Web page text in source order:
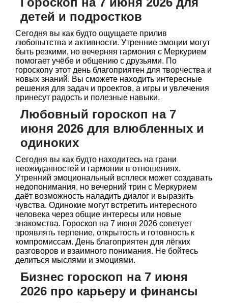
детей и подростков
Сегодня вы как будто ощущаете прилив
любопытства и активности. Утренние эмоции могут
быть резкими, но вечерняя гармония с Меркурием
помогает учёбе и общению с друзьями. По
гороскопу этот день благоприятен для творчества и
новых знаний. Вы сможете находить интересные
решения для задач и проектов, а игры и увлечения
принесут радость и полезные навыки.
Любовный гороскоп на 7
июня 2026 для влюбленных и
одиноких
Сегодня вы как будто находитесь на грани
неожиданностей и гармонии в отношениях.
Утренний эмоциональный всплеск может создавать
недопонимания, но вечерний трин с Меркурием
даёт возможность наладить диалог и выразить
чувства. Одинокие могут встретить интересного
человека через общие интересы или новые
знакомства. Гороскоп на 7 июня 2026 советует
проявлять терпение, открытость и готовность к
компромиссам. День благоприятен для лёгких
разговоров и взаимного понимания. Не бойтесь
делиться мыслями и эмоциями.
Бизнес гороскоп на 7 июня
2026 про карьеру и финансы